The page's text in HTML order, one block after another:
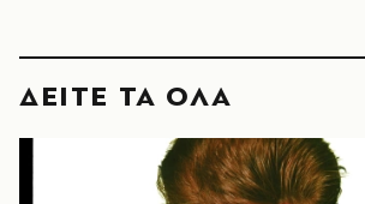
ΔΕΙΤΕ ΤΑ ΟΛΑ